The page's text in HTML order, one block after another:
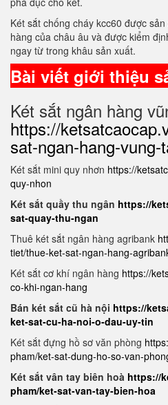
Két sắt chống cháy kcc60 được
hàng của châu âu và được kiểm
ngay từ trong khâu sản xuất.
Bài viết giới thiệu
Két sắt ngân hàng
https://
sat-ngan-hang-vung-
Két sắt mini quy nhơn https://
quy-nhon
Két sắt quầy thu ngân https://
sat-quay-thu-ngan
Thuê két sắt ngân hàng agribank
tiet/thue-ket-sat-ngan-hang-
Két sắt cơ khí ngân hàng https://
co-khi-ngan-hang
Bán két sắt cũ hà nội https://
ket-sat-cu-ha-noi-o-dau-uy-tin
Két sắt đựng hồ sơ văn phòng
pham/ket-sat-dung-ho-so-van-
Két sắt vân tay biên hoà https://
pham/ket-sat-van-tay-bien-hoa